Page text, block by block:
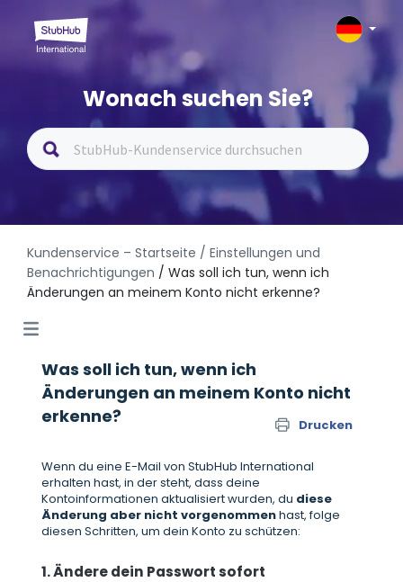
Wonach suchen Sie?
Kundenservice – Startseite / Einstellungen und
Benachrichtigungen / Was soll ich tun, wenn ich
Änderungen an meinem Konto nicht erkenne?
Was soll ich tun, wenn ich
Änderungen an meinem Konto nicht
erkenne?
Drucken
Wenn du eine E-Mail von StubHub International
erhalten hast, in der steht, dass deine
Kontoinformationen aktualisiert wurden, du diese
Änderung aber nicht vorgenommenhast, folge
diesen Schritten, um dein Konto zu schützen:
1. Ändere dein Passwort sofort